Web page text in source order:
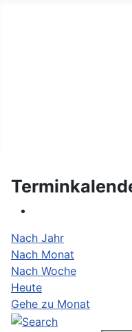
Nach Jahr
Nach Monat
Nach Woche
Heute
Gehe zu Monat